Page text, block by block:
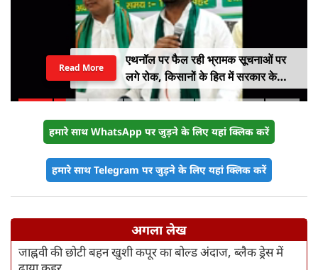
एथनॉल पर फैल रही भ्रामक सूचनाओं पर
लगे रोक, किसानों के हित में सरकार के
सकारात्मक निर्णयों का हो समर्थन
Read More
हमारे साथ WhatsApp पर जुड़ने के लिए यहां क्लिक करें
हमारे साथ Telegram पर जुड़ने के लिए यहां क्लिक करें
अगला लेख
जाह्नवी की छोटी बहन खुशी कपूर का बोल्ड अंदाज, ब्लैक ड्रेस में